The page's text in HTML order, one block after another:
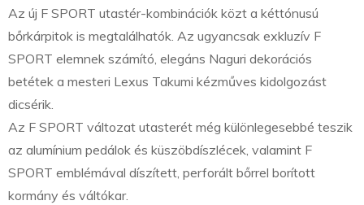
Az új F SPORT utastér-kombinációk közt a kéttónusú
bőrkárpitok is megtalálhatók. Az ugyancsak exkluzív F
SPORT elemnek számító, elegáns Naguri dekorációs
betétek a mesteri Lexus Takumi kézműves kidolgozást
dicsérik.
Az F SPORT változat utasterét még különlegesebbé teszik
az alumínium pedálok és küszöbdíszlécek, valamint F
SPORT emblémával díszített, perforált bőrrel borított
kormány és váltókar.